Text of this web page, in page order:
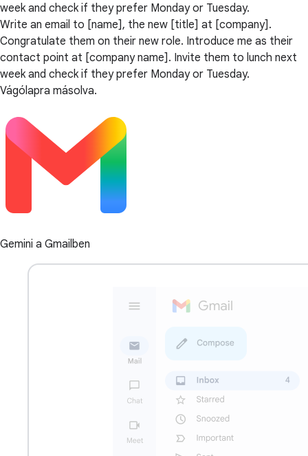
week and check if they prefer Monday or Tuesday.
Write an email to [name], the new [title] at [company].
Congratulate them on their new role. Introduce me as their
contact point at [company name]. Invite them to lunch next
week and check if they prefer Monday or Tuesday.
Vágólapra másolva.
Gemini a Gmailben